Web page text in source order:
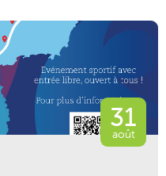
31
août